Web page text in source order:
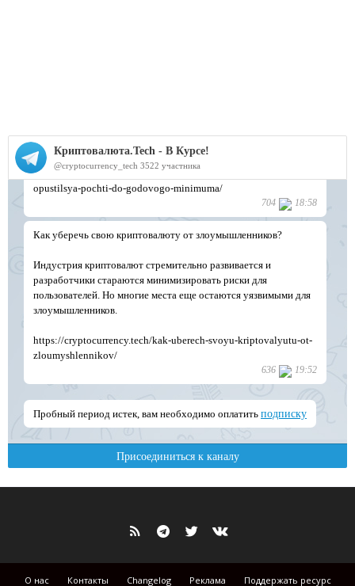
О нас Контакты Changelog Реклама Поддержать ресурс